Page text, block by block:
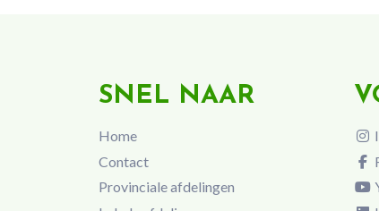
SNEL NAAR
Home
Contact
Provinciale afdelingen